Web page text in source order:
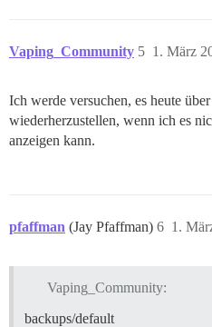
Vaping_Community 1. März
5
Ich werde versuchen, es heute
wiederherzustellen, wenn ich es
anzeigen kann.
pfaffman (Jay Pfaffman) 1.
6
Vaping_Community:
backups/default